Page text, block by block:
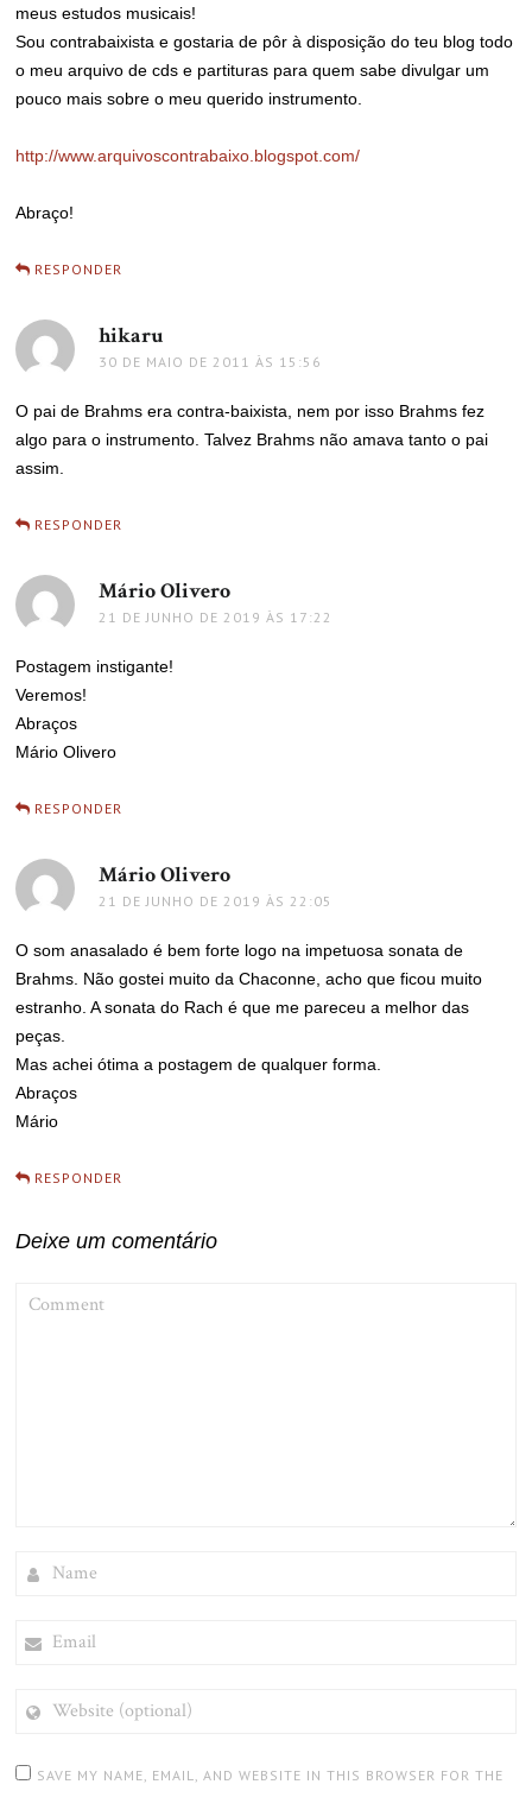
meus estudos musicais!
Sou contrabaixista e gostaria de pôr à disposição do teu blog todo
o meu arquivo de cds e partituras para quem sabe divulgar um
pouco mais sobre o meu querido instrumento.
http://www.arquivoscontrabaixo.blogspot.com/
Abraço!
RESPONDER
hikaru
30 DE MAIO DE 2011 ÀS 15:56
O pai de Brahms era contra-baixista, nem por isso Brahms fez
algo para o instrumento. Talvez Brahms não amava tanto o pai
assim.
RESPONDER
Mário Olivero
21 DE JUNHO DE 2019 ÀS 17:22
Postagem instigante!
Veremos!
Abraços
Mário Olivero
RESPONDER
Mário Olivero
21 DE JUNHO DE 2019 ÀS 22:05
O som anasalado é bem forte logo na impetuosa sonata de
Brahms. Não gostei muito da Chaconne, acho que ficou muito
estranho. A sonata do Rach é que me pareceu a melhor das
peças.
Mas achei ótima a postagem de qualquer forma.
Abraços
Mário
RESPONDER
Deixe um comentário
(OPTIONAL)
SAVE MY NAME, EMAIL, AND WEBSITE IN THIS BROWSER FOR THE